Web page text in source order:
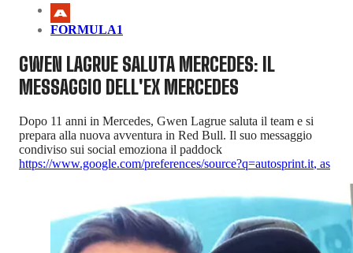
FORMULA1
GWEN LAGRUE SALUTA MERCEDES: IL
MESSAGGIO DELL'EX MERCEDES
Dopo 11 anni in Mercedes, Gwen Lagrue saluta il team e si
prepara alla nuova avventura in Red Bull. Il suo messaggio
condiviso sui social emoziona il paddock
https://www.google.com/preferences/source?q=autosprint.it, as